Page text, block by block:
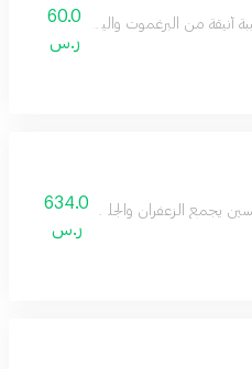
أنيقة من البرغموت والياسمين تنتهي
60.0
ر.س
يجمع الزعفران والجلود والبرغموت
634.0
ر.س